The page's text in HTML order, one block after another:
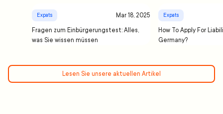
Expats Mar 18, 2025
Fragen zum Einbürgerungstest: Alles,
was Sie wissen müssen
Expats
How To Apply For
Germany?
Lesen Sie unsere aktuellen Artikel